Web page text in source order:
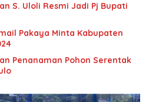
S. Uloli Resmi Jadi Pj Bupati
Pakaya Minta Kabupaten
Penanaman Pohon Serentak